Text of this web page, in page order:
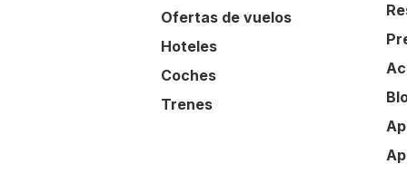
Ofertas de vuelos
Hoteles
Coches
Trenes